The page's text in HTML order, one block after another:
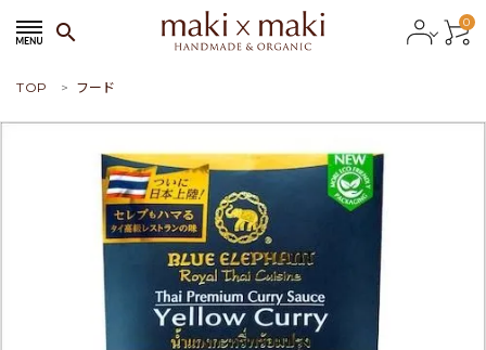
search 0
ACCOUNT MENU
ようこそ ゲスト 様
会員ログイン person 新規会員登録
おすすめ商品
TOP フード